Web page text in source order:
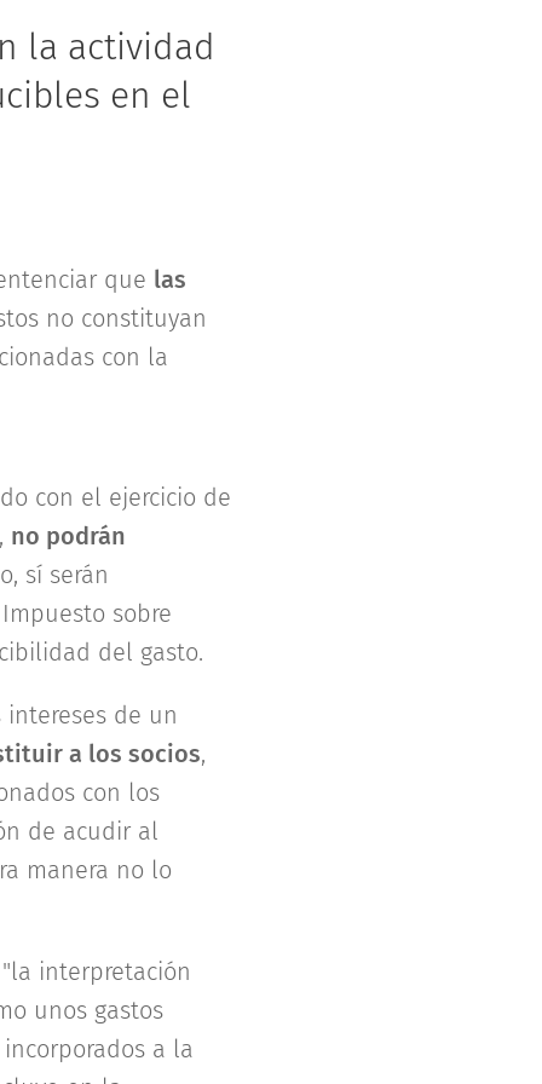
la actividad
en el
que las
no constituyan
con la
con el ejercicio de
no podrán
sí serán
sobre
del gasto.
de un
a los socios,
con los
de acudir al
manera no lo
interpretación
unos gastos
a la